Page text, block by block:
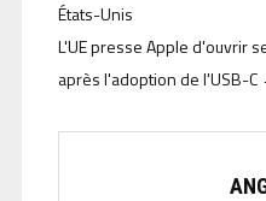
États-Unis
L'UE presse Apple d'ouvrir
après l'adoption de l'USB-C